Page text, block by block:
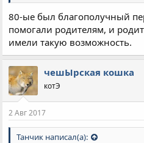
80-ые был благополучный
помогали родителям, и
имели такую возможность.
чешЫрская кошка
котЭ
2 Авг 2017
Танчик написал(а):